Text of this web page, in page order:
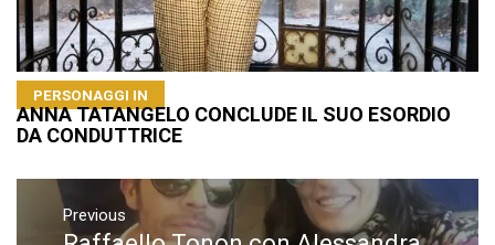
PERSONAGGI IN
ANNA TATANGELO CONCLUDE IL SUO ESORDIO
DA CONDUTTRICE
Navigazione
articoli
Previous
Previous